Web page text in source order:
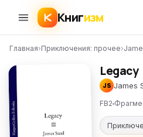
Книгизм
Главная›Приключения: прочее›
Legacy
JS James
FB2